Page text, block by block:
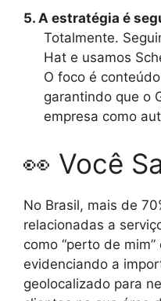
5. A estratégia é
Totalmente.
Hat e usamos
O foco é
garantindo que o
empresa como
👀 Você
No Brasil, mais de
relacionadas a
como “perto de
evidenciando a
geolocalizado para